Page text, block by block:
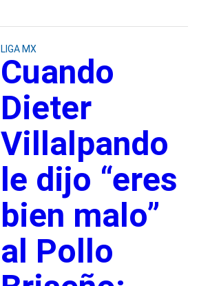
LIGA MX
Cuando
Dieter
Villalpando
le dijo “eres
bien malo”
al Pollo